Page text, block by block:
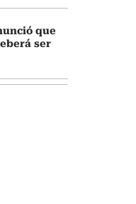
que
ser